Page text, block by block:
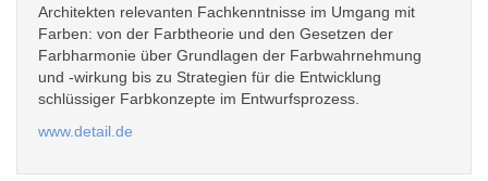
Architekten relevanten Fachkenntnisse im Umgang mit
Farben: von der Farbtheorie und den Gesetzen der
Farbharmonie über Grundlagen der Farbwahrnehmung
und -wirkung bis zu Strategien für die Entwicklung
schlüssiger Farbkonzepte im Entwurfsprozess.
www.detail.de